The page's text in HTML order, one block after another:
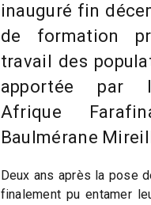
inauguré fin
de formation
travail des
apportée par
Afrique
Baulmérane
Deux ans après la pose
finalement pu entamer